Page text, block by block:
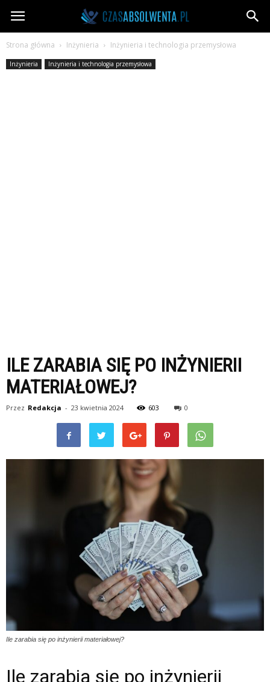
CzasAbsolwenta.pl
Strona główna Inżynieria Inżynieria i technologia przemysłowa
Inżynieria Inżynieria i technologia przemysłowa
ILE ZARABIA SIĘ PO INŻYNIERII
MATERIAŁOWEJ?
Przez Redakcja - 23 kwietnia 2024 603 0
Ile zarabia się po inżynierii materiałowej?
Ile zarabia się po inżynierii